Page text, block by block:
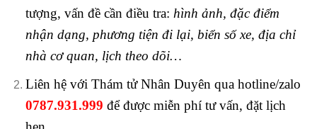
tượng, vấn đề cần điều tra: hình ảnh, đặc điểm
nhận dạng, phương tiện đi lại, biển số xe, địa chỉ
nhà cơ quan, lịch theo dõi…
Liên hệ với Thám tử Nhân Duyên qua hotline/zalo
0787.931.999 để được miễn phí tư vấn, đặt lịch